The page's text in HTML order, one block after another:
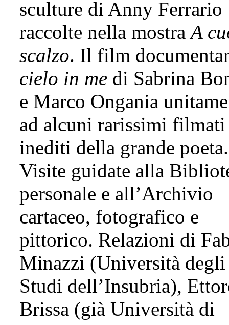
sculture di Anny Ferrario
raccolte nella mostraA
scalzo. Il film
cielo in me di Sabrina
e Marco Ongania
ad alcuni rarissimi filmati
inediti della grande poeta.
Visite guidate alla
personale e all’Archivio
cartaceo, fotografico e
pittorico. Relazioni di
Minazzi (Università degli
Studi dell’Insubria),
Brissa (già Università di